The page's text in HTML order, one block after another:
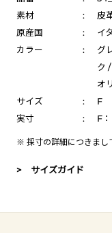
素材
:
皮
原産国
:
イ
カラー
:
グ
ク
オ
サイズ
:
F
実寸
: F
※ 採寸の詳細につきまし
> サイズガイド